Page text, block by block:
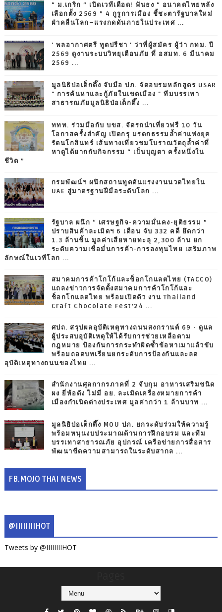
“ ม.เกริก ” เปิดเวทีเดือด! ฟันธง “ อนาคตไทยหลัง
เลือกตั้ง 2569 ” 4 กูรูการเมือง ชี้ชะตารัฐบาลใหม่
ฝ่าคลื่นโลก–แรงกดดันภายในประเทศ ...
' พลอากาศตรี ทูตปรีชา ' ว่าที่ผู้สมัคร ผู้ว่า กทม. ปี
2569 ดูงานระบบวิทยุเตือนภัย ที่ อสมท. 6 มีนาคม
2569 ...
มูลนิธิป่อเต็กตึ๊ง จับมือ ปภ. จัดอบรมหลักสูตร USAR
" การค้นหาและกู้ภัยในเขตเมือง " ทีมบรรเทา
สาธารณภัยมูลนิธิป่อเต็กตึ๊ง ...
ททท. ร่วมมือกับ บขส. จัดรถนำเที่ยวฟรี 10 วัน
โอกาสครั้งสำคัญ เปิดกรุ มรดกธรรมล้ำค่าแห่งยุค
รัตนโกสินทร์ เส้นทางเที่ยวชมโบราณวัตถุล้ำค่าที่
หาดูได้ยากกับกิจกรรม “ เป็นบุญตา ครั้งหนึ่งใน
ชีวิต ”
กรมพัฒน์ฯ ผนึกสถานทูตดันแรงงานนวดไทยใน
UAE สู่มาตรฐานฝีมือระดับโลก ...
รัฐบาล ผนึก “ เศรษฐกิจ-ความมั่นคง-ยุติธรรม ”
ปราบสินค้าละเมิดฯ 6 เดือน จับ 332 คดี ยึดกว่า
1.3 ล้านชิ้น มูลค่าเสียหายทะลุ 2,300 ล้าน ยก
ระดับความเชื่อมั่นการค้า-การลงทุนไทย เสริมภาพ
ลักษณ์ในเวทีโลก ...
สมาคมการค้าโกโก้และช็อกโกแลตไทย (TACCO)
แถลงข่าวการจัดตั้งสมาคมการค้าโกโก้และ
ช็อกโกแลตไทย พร้อมเปิดตัว งาน Thailand
Craft Chocolate Fest’24 ...
ศปถ. สรุปผลอุบัติเหตุทางถนนสงกรานต์ 69 - ดูแล
ผู้ประสบอุบัติเหตุให้ได้รับการช่วยเหลือตาม
กฎหมาย ป้องกันการกระทำผิดซ้ำข้อหาเมาแล้วขับ
พร้อมถอดบทเรียนยกระดับการป้องกันและลด
อุบัติเหตุทางถนนของไทย ...
สำนักงานศุลกากรภาคที่ 2 จับกุม อาหารเสริมชนิด
ผง ยี่ห้อดัง ไม่มี อย. ละเมิดเครื่องหมายการค้า
เมืองกำเนิดต่างประเทศ มูลค่ากว่า 1 ล้านบาท ...
มูลนิธิป่อเต็กตึ๊ง MOU ปภ. ยกระดับร่วมให้ความรู้
พร้อมหนุนงบประมาณด้านการฝึกอบรม และทีม
บรรเทาสาธารณภัย อุปกรณ์ เครือข่ายการสื่อสาร
พัฒนาขีดความสามารถในระดับสากล ...
FB.MOJO THAI NEWS
@IIIIIIIIHOT
Tweets by @IIIIIIIIHOT